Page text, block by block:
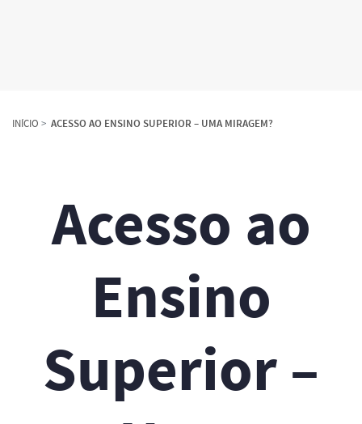
INÍCIO ACESSO AO ENSINO SUPERIOR – UMA MIRAGEM?
Acesso ao
Ensino
Superior –